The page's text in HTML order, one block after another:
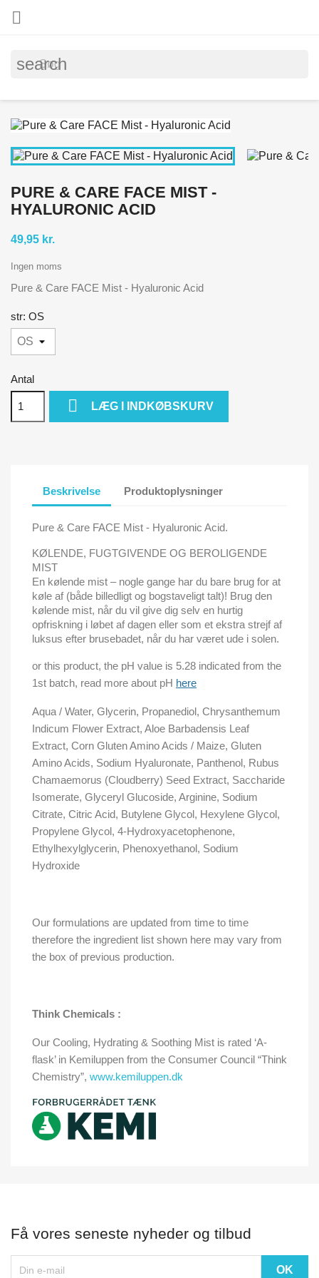

search
PURE & CARE FACE MIST -
HYALURONIC ACID
49,95 kr.
Ingen moms
Pure & Care FACE Mist - Hyaluronic Acid
str: OS
Antal
 LÆG I INDKØBSKURV
Beskrivelse Produktoplysninger
Pure & Care FACE Mist - Hyaluronic Acid.
KØLENDE, FUGTGIVENDE OG BEROLIGENDE
MIST
En kølende mist – nogle gange har du bare brug for at
køle af (både billedligt og bogstaveligt talt)! Brug den
kølende mist, når du vil give dig selv en hurtig
opfriskning i løbet af dagen eller som et ekstra strejf af
luksus efter brusebadet, når du har været ude i solen.
or this product, the pH value is 5.28 indicated from the
1st batch, read more about pH here
Aqua / Water, Glycerin, Propanediol, Chrysanthemum
Indicum Flower Extract, Aloe Barbadensis Leaf
Extract, Corn Gluten Amino Acids / Maize, Gluten
Amino Acids, Sodium Hyaluronate, Panthenol, Rubus
Chamaemorus (Cloudberry) Seed Extract, Saccharide
Isomerate, Glyceryl Glucoside, Arginine, Sodium
Citrate, Citric Acid, Butylene Glycol, Hexylene Glycol,
Propylene Glycol, 4-Hydroxyacetophenone,
Ethylhexylglycerin, Phenoxyethanol, Sodium
Hydroxide
Our formulations are updated from time to time
therefore the ingredient list shown here may vary from
the box of previous production.
Think Chemicals :
Our Cooling, Hydrating & Soothing Mist is rated ‘A-
flask’ in Kemiluppen from the Consumer Council “Think
Chemistry”, www.kemiluppen.dk
Få vores seneste nyheder og tilbud